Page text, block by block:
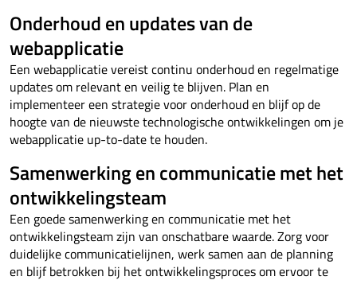
Onderhoud en updates van de
webapplicatie
Een webapplicatie vereist continu onderhoud en regelmatige
updates om relevant en veilig te blijven. Plan en
implementeer een strategie voor onderhoud en blijf op de
hoogte van de nieuwste technologische ontwikkelingen om je
webapplicatie up-to-date te houden.
Samenwerking en communicatie met het
ontwikkelingsteam
Een goede samenwerking en communicatie met het
ontwikkelingsteam zijn van onschatbare waarde. Zorg voor
duidelijke communicatielijnen, werk samen aan de planning
en blijf betrokken bij het ontwikkelingsproces om ervoor te